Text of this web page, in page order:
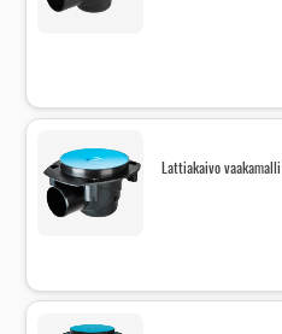
Lattiakaivo vaakamalli